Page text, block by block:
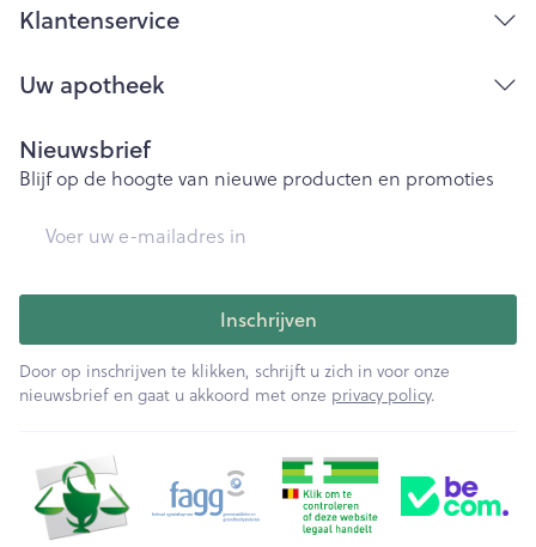
Klantenservice
Uw apotheek
Nieuwsbrief
Blijf op de hoogte van nieuwe producten en promoties
Inschrijven
Door op inschrijven te klikken, schrijft u zich in voor onze
nieuwsbrief en gaat u akkoord met onze privacy policy.